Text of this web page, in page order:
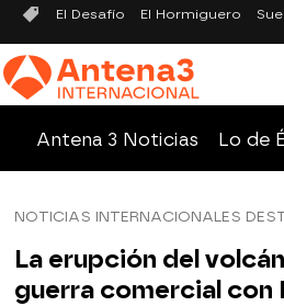
El Desafío El Hormiguero
Antena 3 Noticias Lo de
NOTICIAS INTERNACIONALES
La erupción del
guerra comercial con